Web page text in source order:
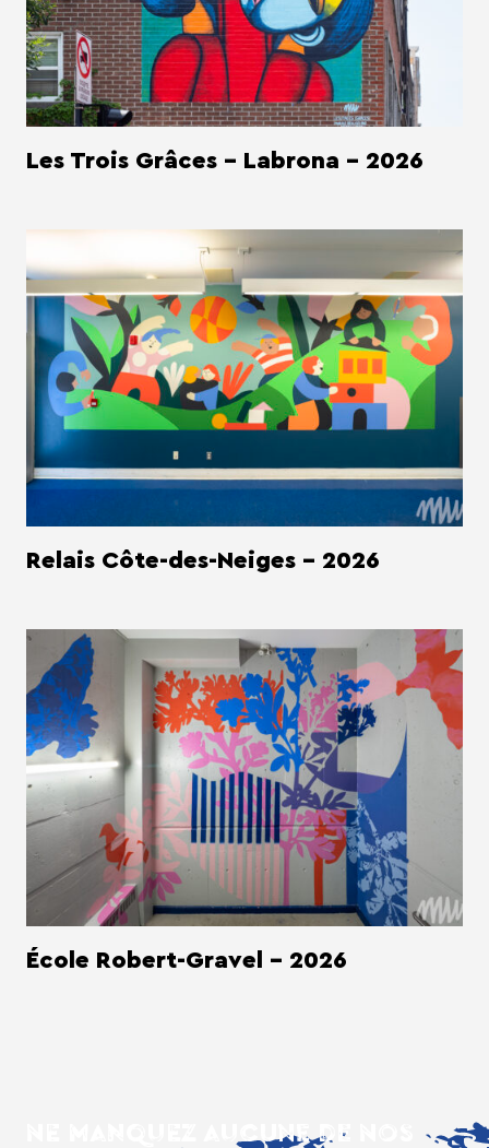
Les Trois Grâces - Labrona - 2026
Relais Côte-des-Neiges - 2026
École Robert-Gravel - 2026
NE MANQUEZ AUCUNE DE NOS